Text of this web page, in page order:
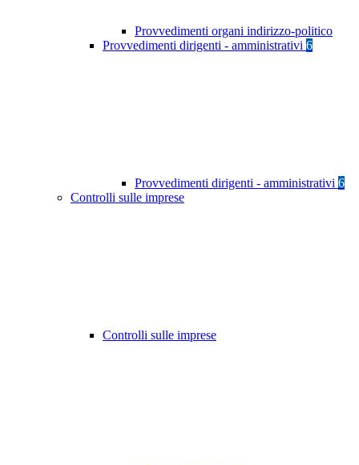
Provvedimenti organi indirizzo-politico
Provvedimenti dirigenti - amministrativi 6
Provvedimenti dirigenti - amministrativi 6
Controlli sulle imprese
Controlli sulle imprese